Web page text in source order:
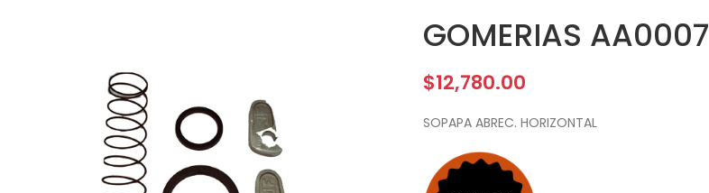
GOMERIAS AA0007
$12,780.00
SOPAPA ABREC. HORIZONTAL